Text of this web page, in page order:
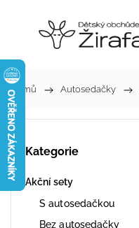
Domů / Autosedačky /
Kategorie
Akční sety
S autosedačkou
Bez autosedačky